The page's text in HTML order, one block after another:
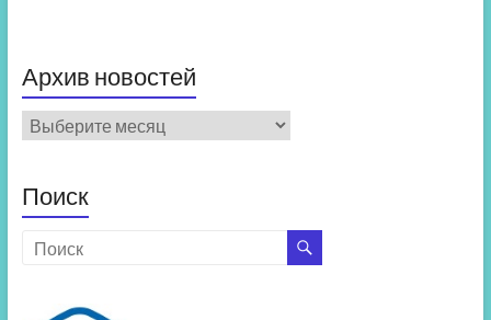
Архив новостей
Архив
новостей
Поиск